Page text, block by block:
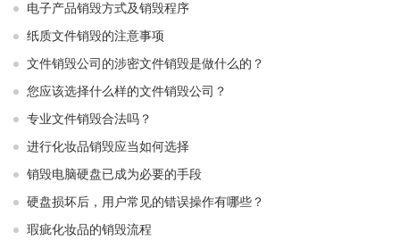
电子产品销毁方式及销毁程序
纸质文件销毁的注意事项
文件销毁公司的涉密文件销毁是做什么的？
您应该选择什么样的文件销毁公司？
专业文件销毁合法吗？
进行化妆品销毁应当如何选择
销毁电脑硬盘已成为必要的手段
硬盘损坏后，用户常见的错误操作有哪些？
瑕疵化妆品的销毁流程